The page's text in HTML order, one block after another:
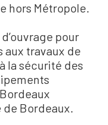
hors Métropole.
pour
aux travaux de
la sécurité des
de Bordeaux.